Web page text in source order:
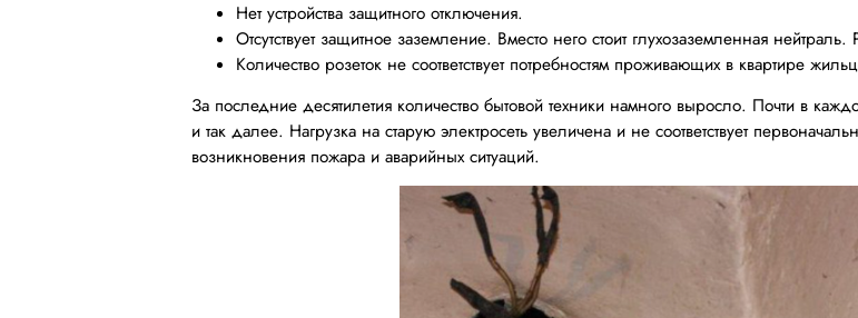
Нет устройства защитного отключения.
Отсутствует защитное заземление. Вместо него стоит глухозаземленная
Количество розеток не соответствует потребностям проживающих в квартире
За последние десятилетия количество бытовой техники намного выросло. Почти в
и так далее. Нагрузка на старую электросеть увеличена и не соответствует
возникновения пожара и аварийных ситуаций.